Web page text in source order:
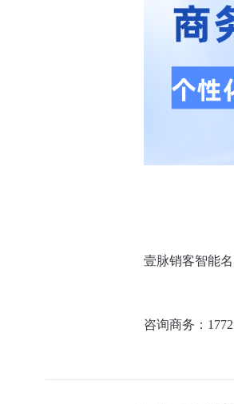
壹脉销客智能
咨询商务：